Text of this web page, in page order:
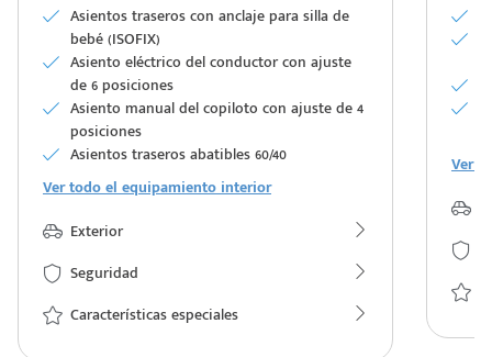
Asientos traseros con anclaje para silla de
bebé (ISOFIX)
Asiento eléctrico del conductor con ajuste
de 6 posiciones
Asiento manual del copiloto con ajuste de 4
posiciones
Asientos traseros abatibles 60/40
Ver todo el equipamiento interior
Exterior
Seguridad
Características especiales
Ver